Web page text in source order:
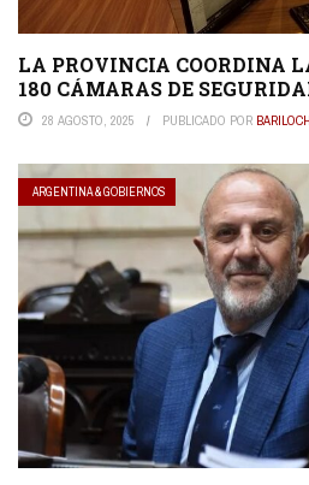
LA PROVINCIA COORDINA
180 CÁMARAS DE
28 AGOSTO, 2025 PUBLICADO POR
ARGENTINA & GOBIERNOS